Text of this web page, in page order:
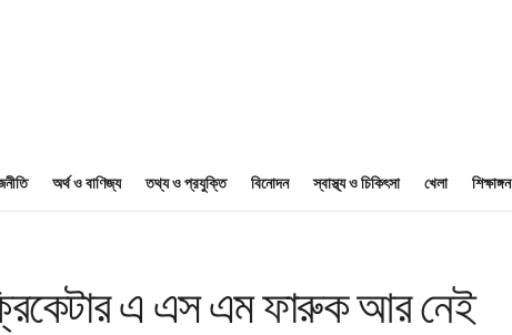
অর্থ ও বাণিজ্য তথ্য ও প্রযুক্তি বিনোদন স্বাস্থ্য ও চিকিৎসা খেলা শিক্ষাঙ্গন
এ এস এম ফারুক আর নেই